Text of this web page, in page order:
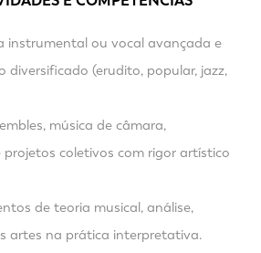
instrumental ou vocal avançada e
diversificado (erudito, popular, jazz,
música de câmara,
projetos coletivos com rigor artístico
de teoria musical, análise,
artes na prática interpretativa.